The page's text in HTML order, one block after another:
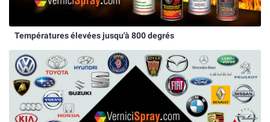
Températures élevées jusqu'à 800 degrés